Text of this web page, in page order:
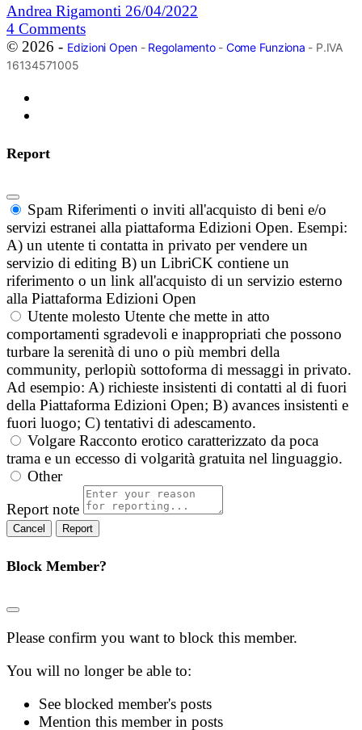
Andrea Rigamonti 26/04/2022
4 Comments
© 2026 - Edizioni Open- Regolamento- Come Funziona - P.IVA
16134571005
Report
Spam Riferimenti o inviti all'acquisto di beni e/o
servizi estranei alla piattaforma Edizioni Open. Esempi:
A) un utente ti contatta in privato per vendere un
servizio di editing B) un LibriCK contiene un
riferimento o un link all'acquisto di un servizio esterno
alla Piattaforma Edizioni Open
Utente molesto Utente che mette in atto
comportamenti sgradevoli e inappropriati che possono
turbare la serenità di uno o più membri della
community, perlopiù sottoforma di messaggi in privato.
Ad esempio: A) richieste insistenti di contatti al di fuori
della Piattaforma Edizioni Open; B) avances insistenti e
fuori luogo; C) tentativi di adescamento.
Volgare Racconto erotico caratterizzato da poca
trama e un eccesso di volgarità gratuita nel linguaggio.
Other
Report note
Report
Block Member?
Please confirm you want to block this member.
You will no longer be able to:
See blocked member's posts
Mention this member in posts